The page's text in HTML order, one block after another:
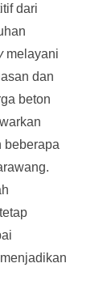
dari
melayani
dan
beton
beberapa